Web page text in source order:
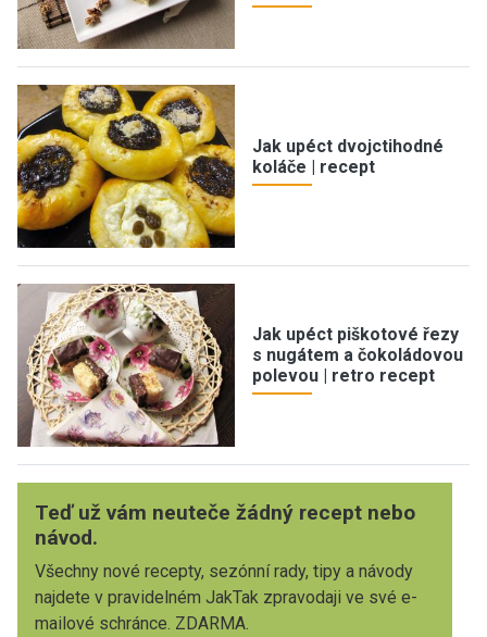
Jak upéct dvojctihodné
koláče | recept
Jak upéct piškotové řezy
s nugátem a čokoládovou
polevou | retro recept
Teď už vám neuteče žádný recept nebo
návod.
Všechny nové recepty, sezónní rady, tipy a návody
najdete v pravidelném JakTak zpravodaji ve své e-
mailové schránce. ZDARMA.